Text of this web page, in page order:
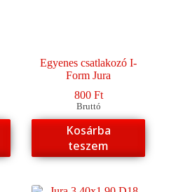
Egyenes csatlakozó I-
Form Jura
800 Ft
Bruttó
Kosárba
teszem